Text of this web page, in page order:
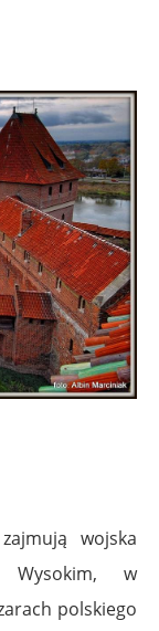
wojska
Wysokim, w
polskiego